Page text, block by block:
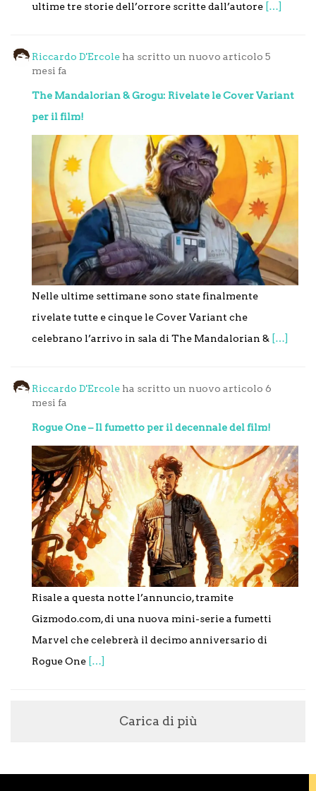
ultime tre storie dell’orrore scritte dall’autore […]
Riccardo D'Ercole ha scritto un nuovo articolo 5
mesi fa
The Mandalorian & Grogu: Rivelate le Cover Variant
per il film!
Nelle ultime settimane sono state finalmente
rivelate tutte e cinque le Cover Variant che
celebrano l’arrivo in sala di The Mandalorian & […]
Riccardo D'Ercole ha scritto un nuovo articolo 6
mesi fa
Rogue One – Il fumetto per il decennale del film!
Risale a questa notte l’annuncio, tramite
Gizmodo.com, di una nuova mini-serie a fumetti
Marvel che celebrerà il decimo anniversario di
Rogue One […]
Carica di più